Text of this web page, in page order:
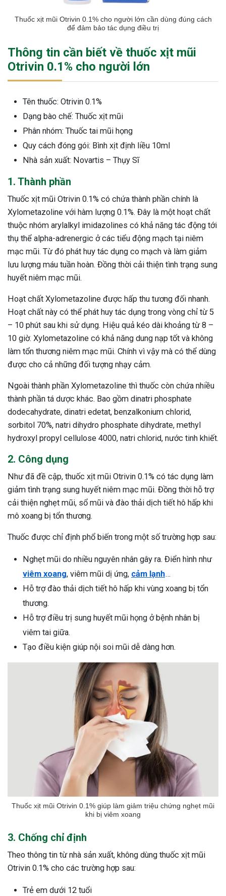
Sau Sinh Có Tự Khỏi
Thông Tin Cần Biết
sau sinh là tình trạng viêm da
của chị em trở nên khô...
Thuốc xịt mũi Otrivin 0.1% cho người lớn cần dùng đúng cách
để đảm bảo tác dụng điều trị
Thông tin cần biết về thuốc xịt mũi
Otrivin 0.1% cho người lớn
Tên thuốc: Otrivin 0.1%
Dạng bào chế: Thuốc xịt mũi
Phân nhóm: Thuốc tai mũi họng
Quy cách đóng gói: Bình xịt định liều 10ml
Nhà sản xuất: Novartis – Thụy Sĩ
1. Thành phần
Thuốc xịt mũi Otrivin 0.1% có chứa thành phần chính là
Xylometazoline với hàm lượng 0.1%. Đây là một hoạt chất
thuộc nhóm arylalkyl imidazolines có khả năng tác động tới
thụ thể alpha-adrenergic ở các tiểu động mạch tại niêm
mạc mũi. Từ đó phát huy tác dụng co mạch và làm giảm
lưu lượng máu tuần hoàn. Đồng thời cải thiện tình trạng sung
huyết niêm mạc mũi.
Hoạt chất Xylometazoline được hấp thu tương đối nhanh.
Hoạt chất này có thể phát huy tác dụng trong vòng chỉ từ 5
– 10 phút sau khi sử dụng. Hiệu quả kéo dài khoảng từ 8 –
10 giờ. Xylometazoline có khả năng dung nạp tốt và không
làm tổn thương niêm mạc mũi. Chính vì vậy mà có thể dùng
được cho cả những đối tượng nhạy cảm.
Ngoài thành phần Xylometazoline thì thuốc còn chứa nhiều
thành phần tá dược khác. Bao gồm dinatri phosphate
dodecahydrate, dinatri edetat, benzalkonium chlorid,
sorbitol 70%, natri dihydro phosphate dihydrate, methyl
hydroxyl propyl cellulose 4000, natri chlorid, nước tinh khiết.
2. Công dụng
Như đã đề cập, thuốc xịt mũi Otrivin 0.1% có tác dụng làm
giảm tình trạng sung huyết niêm mạc mũi. Đồng thời hỗ trợ
cải thiện nghẹt mũi, sổ mũi và đào thải dịch tiết hô hấp khi
mô xoang bị tổn thương.
Thuốc được chỉ định phổ biến trong một số trường hợp sau:
Nghẹt mũi do nhiều nguyên nhân gây ra. Điển hình như
viêm xoang, viêm mũi dị ứng, cảm lạnh…
Hỗ trợ đào thải dịch tiết hô hấp khi vùng xoang bị tổn
thương.
Hỗ trợ điều trị sung huyết mũi họng ở bệnh nhân bị
viêm tai giữa.
Tạo điều kiện giúp nội soi mũi dễ dàng hơn.
Thuốc xịt mũi Otrivin 0.1% giúp làm giảm triệu chứng nghẹt mũi
khi bị viêm xoang
3. Chống chỉ định
Theo thông tin từ nhà sản xuất, không dùng thuốc xịt mũi
Otrivin 0.1% cho các trường hợp sau:
Trẻ em dưới 12 tuổi